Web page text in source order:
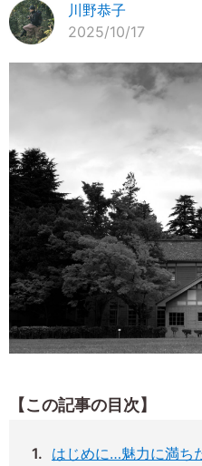
川野恭子
2025/10/17
【この記事の目次】
はじめに…魅力に満ち